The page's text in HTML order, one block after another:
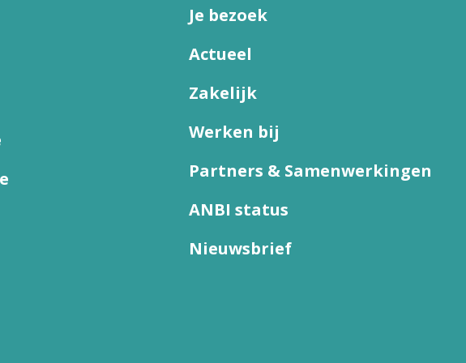
Je bezoek
Actueel
Zakelijk
Werken bij
Partners & Samenwerkingen
ANBI status
Nieuwsbrief